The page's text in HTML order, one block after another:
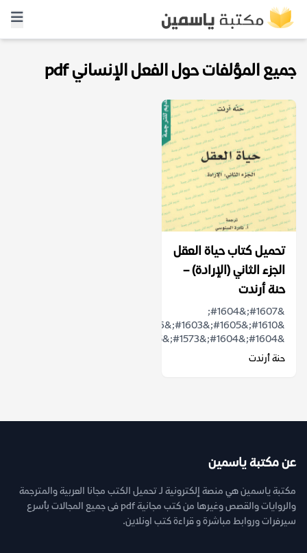
جميع المؤلفات حول الفعل الإنساني pdf
تحميل كتاب حياة العقل
الجزء الثاني (الإرادة) –
حنة أرندت
&#1607;&#1604;
&#1604;&#1604;&#1573;&#1585;&#1575;&...
حنة أرندت
عن مكتبة ياسمين
مكتبة ياسمين هي منصة إلكترونية لـ تحميل الكتب مجانا العربية والمترجمة
والروايات والقصص وغيرها من كتب مجانية pdf فى جميع المجالات بأسرع
سيرفرات وروابط مباشرة و قراءة كتب اونلاين.